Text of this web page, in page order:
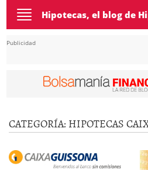
Toggle
navigation
Hipotecas, el blog de
Publicidad
CATEGORÍA: HIPOTECAS